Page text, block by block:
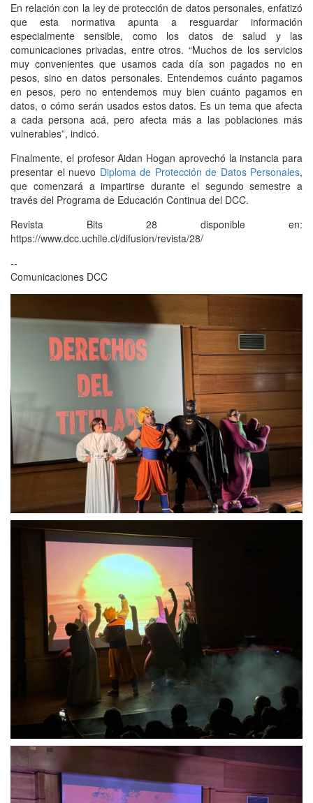
En relación con la ley de protección de datos personales, enfatizó
que esta normativa apunta a resguardar información
especialmente sensible, como los datos de salud y las
comunicaciones privadas, entre otros. “Muchos de los servicios
muy convenientes que usamos cada día son pagados no en
pesos, sino en datos personales. Entendemos cuánto pagamos
en pesos, pero no entendemos muy bien cuánto pagamos en
datos, o cómo serán usados estos datos. Es un tema que afecta
a cada persona acá, pero afecta más a las poblaciones más
vulnerables”, indicó.
Finalmente, el profesor Aidan Hogan aprovechó la instancia para
presentar el nuevo Diploma de Protección de Datos Personales,
que comenzará a impartirse durante el segundo semestre a
través del Programa de Educación Continua del DCC.
Revista Bits 28 disponible en:
https://www.dcc.uchile.cl/difusion/revista/28/
--
Comunicaciones DCC